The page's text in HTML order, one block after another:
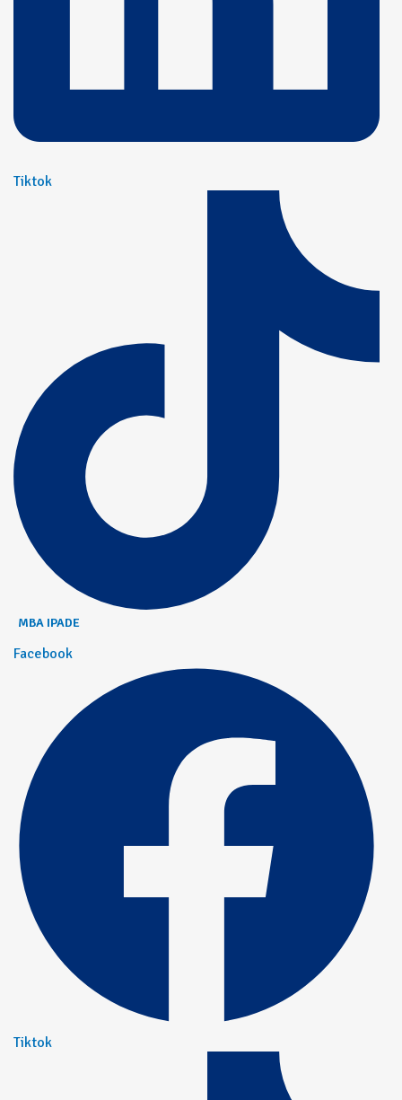
Tiktok
MBA IPADE
Facebook
Tiktok